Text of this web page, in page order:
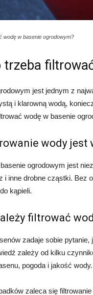
wodę w basenie ogrodowym?
jest jednym z
i klarowną wodą,
wodę w basenie
wody jest
ogrodowym jest
i inne drobne cząstki. Bez
kąpieli.
filtrować
zadaje sobie
zależy od kilku
pogoda i jakość wody.
zaleca się